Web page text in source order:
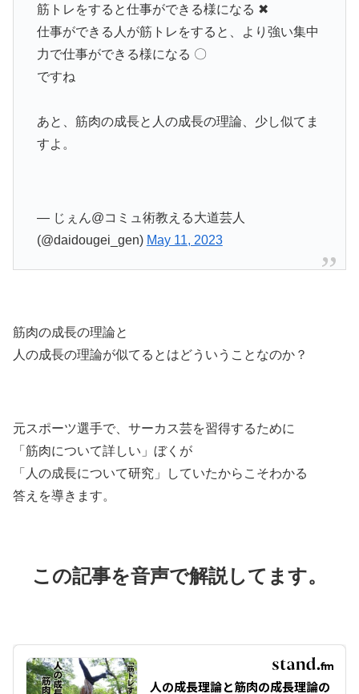
筋トレをすると仕事ができる様になる ✖︎
仕事ができる人が筋トレをすると、より強い集中
力で仕事ができる様になる 〇
ですね
あと、筋肉の成長と人の成長の理論、少し似てま
すよ。
— じぇん@コミュ術教える大道芸人
(@daidougei_gen) May 11, 2023
筋肉の成長の理論と
人の成長の理論が似てるとはどういうことなのか？
元スポーツ選手で、サーカス芸を習得するために
「筋肉について詳しい」ぼくが
「人の成長について研究」していたからこそわかる
答えを導きます。
この記事を音声で解説してます。